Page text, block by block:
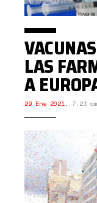
LAS
A
29 Ene 2021, 7:23